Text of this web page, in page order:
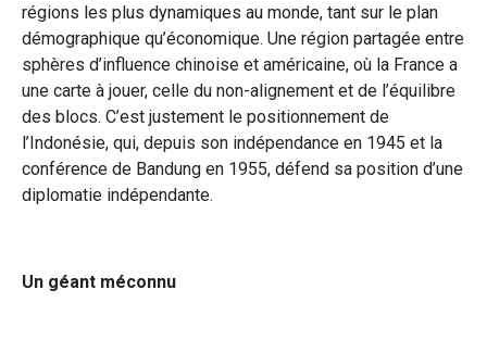
régions les plus dynamiques au monde, tant sur le plan
démographique qu’économique. Une région partagée entre
sphères d’influence chinoise et américaine, où la France a
une carte à jouer, celle du non-alignement et de l’équilibre
des blocs. C’est justement le positionnement de
l’Indonésie, qui, depuis son indépendance en 1945 et la
conférence de Bandung en 1955, défend sa position d’une
diplomatie indépendante.
Un géant méconnu